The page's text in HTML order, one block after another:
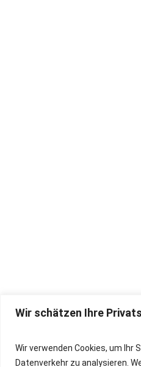
Wir schätzen Ihre
Wir verwenden Cookies, um
Datenverkehr zu analysieren.
IMPRESSUM